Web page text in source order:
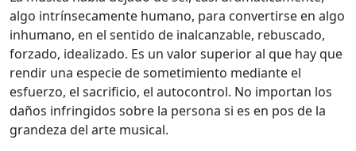
algo intrínsecamente humano, para convertirse en algo
inhumano, en el sentido de inalcanzable, rebuscado,
forzado, idealizado. Es un valor superior al que hay que
rendir una especie de sometimiento mediante el
esfuerzo, el sacrificio, el autocontrol. No importan los
daños infringidos sobre la persona si es en pos de la
grandeza del arte musical.